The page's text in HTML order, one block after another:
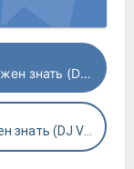
Краски & Руки Вверх - Ты должен знать (DJ Vini Remix)